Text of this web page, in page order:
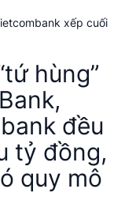
hùng”
đều
tỷ đồng,
quy mô